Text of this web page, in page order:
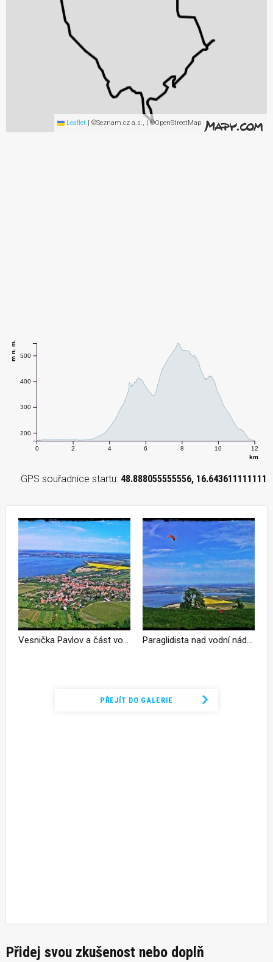
Leaflet | ©Seznam.cz a.s., | ©OpenStreetMap
0 2 4 6 8 10 12
km
200
300
400
500
m n. m.
GPS souřadnice startu: 48.888055555556, 16.643611111111
PŘEJÍT DO GALERIE
Vesnička Pavlov a část vodní nádrže Nové Mlýny ze zříceniny hradu Děvičky Paraglidista nad vodní nádrží Nové Mlýny z rozcestníku Děvín
Přidej svou zkušenost nebo doplň